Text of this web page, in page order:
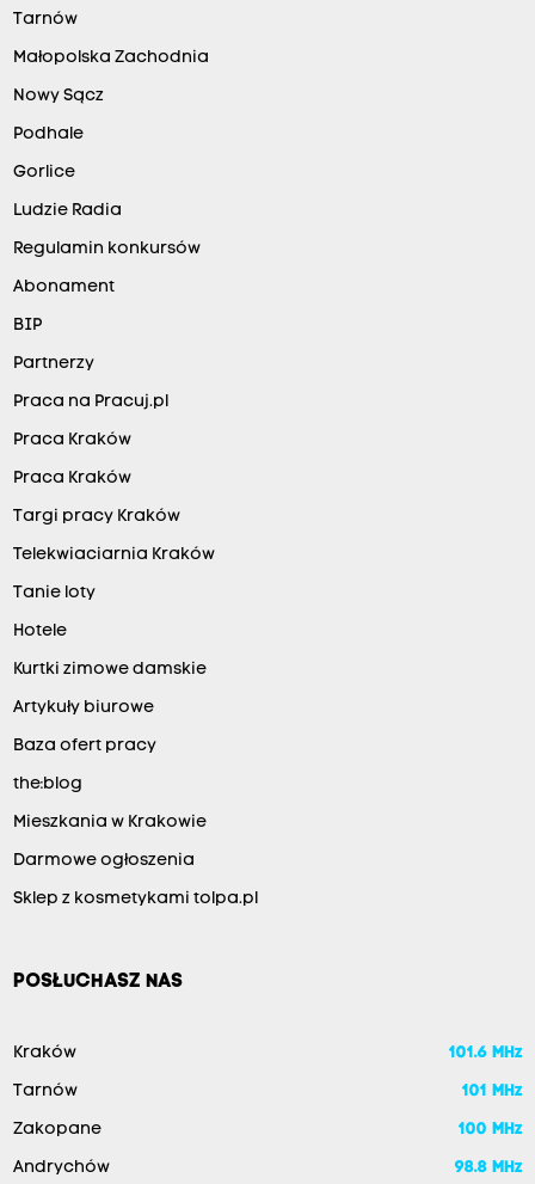
Tarnów
Małopolska Zachodnia
Nowy Sącz
Podhale
Gorlice
Ludzie Radia
Regulamin konkursów
Abonament
BIP
Partnerzy
Praca na Pracuj.pl
Praca Kraków
Praca Kraków
Targi pracy Kraków
Telekwiaciarnia Kraków
Tanie loty
Hotele
Kurtki zimowe damskie
Artykuły biurowe
Baza ofert pracy
the:blog
Mieszkania w Krakowie
Darmowe ogłoszenia
Sklep z kosmetykami tolpa.pl
POSŁUCHASZ NAS
Kraków 101.6 MHz
Tarnów 101 MHz
Zakopane 100 MHz
Andrychów 98.8 MHz